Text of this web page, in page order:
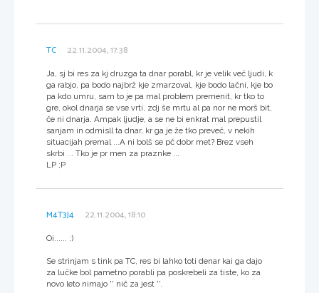
TC 22.11.2004, 17:38
Ja, sj bi res za kj druzga ta dnar porabl, kr je velik več ljudi, k
ga rabjo, pa bodo najbrž kje zmarzoval, kje bodo lačni, kje bo
pa kdo umru, sam to je pa mal problem premenit, kr tko to
gre, okol dnarja se vse vrti, zdj še mrtu al pa nor ne morš bit,
če ni dnarja. Ampak ljudje, a se ne bi enkrat mal prepustil
sanjam in odmisll ta dnar, kr ga je že tko preveč, v nekih
situacijah premal ...A ni bolš se pč dobr met? Brez vseh
skrbi ... Tko je pr men za praznke ...
LP ;P
M4T3J4 22.11.2004, 18:10
Oi...... :)
Se strinjam s tink pa TC, res bi lahko toti denar kai ga dajo
za lučke bol pametno porabli pa poskrebeli za tiste, ko za
novo leto nimajo '' nič za jest ''.